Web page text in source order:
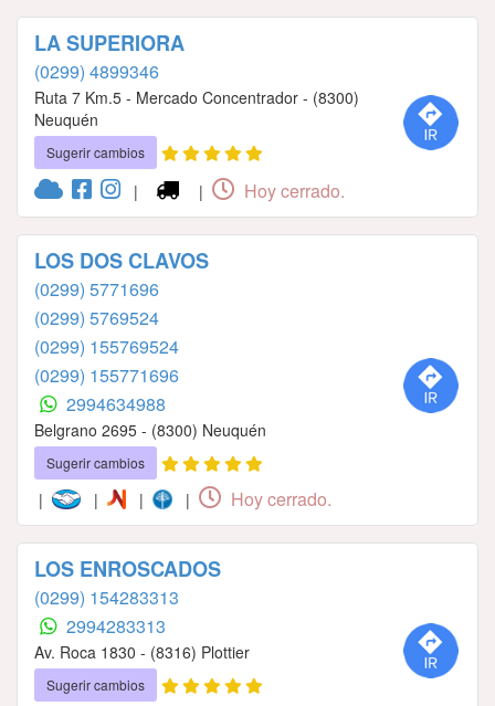
LA SUPERIORA
(0299) 4899346
Ruta 7 Km.5 - Mercado Concentrador - (8300)
Neuquén
Sugerir cambios
| | Hoy cerrado.
LOS DOS CLAVOS
(0299) 5771696
(0299) 5769524
(0299) 155769524
(0299) 155771696
2994634988
Belgrano 2695 - (8300) Neuquén
Sugerir cambios
| | | | Hoy cerrado.
LOS ENROSCADOS
(0299) 154283313
2994283313
Av. Roca 1830 - (8316) Plottier
Sugerir cambios